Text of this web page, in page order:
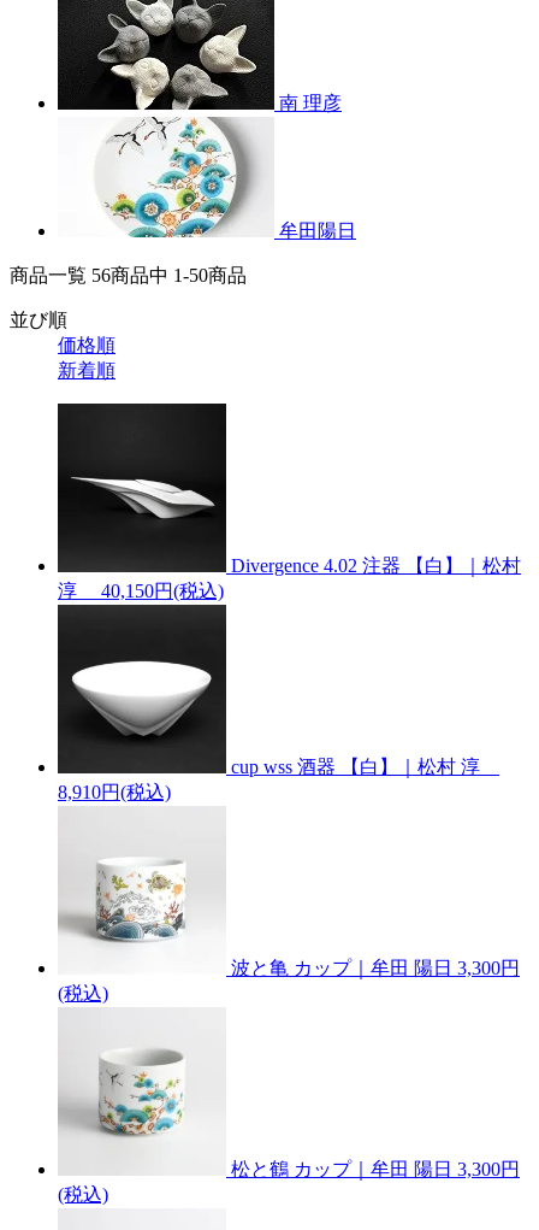
南 理彦
牟田陽日
商品一覧 56商品中 1-50商品
並び順
価格順
新着順
Divergence 4.02 注器 【白】｜松村
淳
40,150円(税込)
cup wss 酒器 【白】｜松村 淳
8,910円(税込)
波と亀 カップ｜牟田 陽日 3,300円
(税込)
松と鶴 カップ｜牟田 陽日 3,300円
(税込)